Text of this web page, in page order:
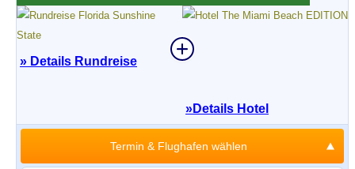
» Details Rundreise
»Details Hotel
Termin & Flughafen wählen